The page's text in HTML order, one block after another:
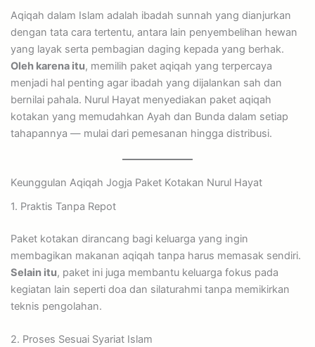
Aqiqah dalam Islam adalah ibadah sunnah yang dianjurkan
dengan tata cara tertentu, antara lain penyembelihan hewan
yang layak serta pembagian daging kepada yang berhak.
Oleh karena itu, memilih paket aqiqah yang terpercaya
menjadi hal penting agar ibadah yang dijalankan sah dan
bernilai pahala. Nurul Hayat menyediakan paket aqiqah
kotakan yang memudahkan Ayah dan Bunda dalam setiap
tahapannya — mulai dari pemesanan hingga distribusi.
Keunggulan Aqiqah Jogja Paket Kotakan Nurul Hayat
1. Praktis Tanpa Repot
Paket kotakan dirancang bagi keluarga yang ingin
membagikan makanan aqiqah tanpa harus memasak sendiri.
Selain itu, paket ini juga membantu keluarga fokus pada
kegiatan lain seperti doa dan silaturahmi tanpa memikirkan
teknis pengolahan.
2. Proses Sesuai Syariat Islam